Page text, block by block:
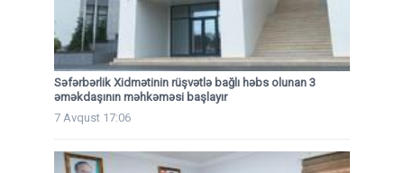
Səfərbərlik Xidmətinin rüşvətlə bağlı həbs olunan 3
əməkdaşının məhkəməsi başlayır
7 Avqust 17:06